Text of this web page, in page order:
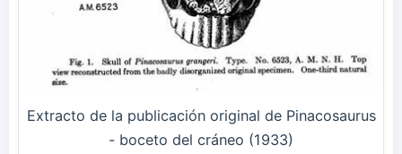
Extracto de la publicación original de Pinacosaurus
- boceto del cráneo (1933)